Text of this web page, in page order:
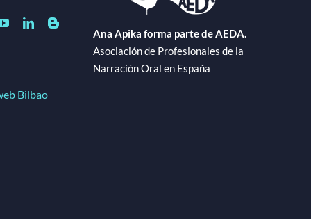
Ana Apika forma parte de AEDA.
Asociación de Profesionales de la
Narración Oral en España
Bilbao